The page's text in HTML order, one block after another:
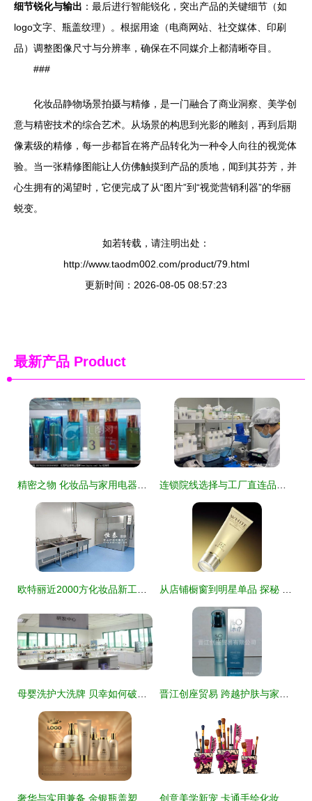
细节锐化与输出 ：最后进行智能锐化，突出产品的关键细节（如
logo文字、瓶盖纹理）。根据用途（电商网站、社交媒体、印刷
品）调整图像尺寸与分辨率，确保在不同媒介上都清晰夺目。
###
化妆品静物场景拍摄与精修，是一门融合了商业洞察、美学创
意与精密技术的综合艺术。从场景的构思到光影的雕刻，再到后期
像素级的精修，每一步都旨在将产品转化为一种令人向往的视觉体
验。当一张精修图能让人仿佛触摸到产品的质地，闻到其芬芳，并
心生拥有的渴望时，它便完成了从“图片”到“视觉营销利器”的华丽
蜕变。
如若转载，请注明出处：
http://www.taodm002.com/product/79.html
更新时间：2026-08-05 08:57:23
最新产品 Product
精密之物 化妆品与家用电器的共生哲学 连锁院线选择与工厂直连品牌“黛美雅诗”合作的模式梳理
欧特丽近2000方化妆品新工厂落成，产能升级引领行业新风向 从店铺橱窗到明星单品 探秘 gness 美妆的视觉香氛魔法
母婴洗护大洗牌 贝幸如何破局挺进新赛道 晋江创座贸易 跨越护肤与家居的全品类精选